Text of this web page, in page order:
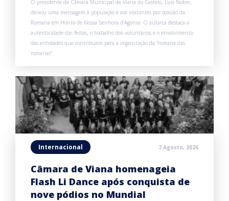
O presidente da Câmara Municipal de Viana do Castelo, Luís Nobre,
deixou uma mensagem à população e aos visitantes por ocasião da
Romaria em Honra de Nossa Senhora d’Agonia. O autarca destaca a
autenticidade das festas, o trabalho dos voluntários e o envolvimento
das entidades que contribuem para a organização da “romaria das
romarias”.
Internacional 7 Agosto, 2026
Câmara de Viana homenageia
Flash Li Dance após conquista de
nove pódios no Mundial